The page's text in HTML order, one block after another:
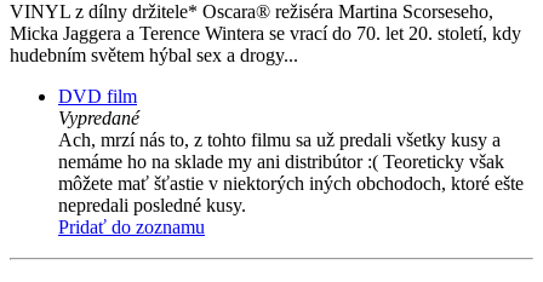
VINYL z dílny držitele* Oscara® režiséra Martina Scorseseho,
Micka Jaggera a Terence Wintera se vrací do 70. let 20. století, kdy
hudebním světem hýbal sex a drogy...
DVD film
Vypredané
Ach, mrzí nás to, z tohto filmu sa už predali všetky kusy a
nemáme ho na sklade my ani distribútor :( Teoreticky však
môžete mať šťastie v niektorých iných obchodoch, ktoré ešte
nepredali posledné kusy.
Pridať do zoznamu